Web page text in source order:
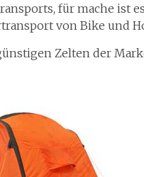
für mache ist
von Bike und
Zelten der